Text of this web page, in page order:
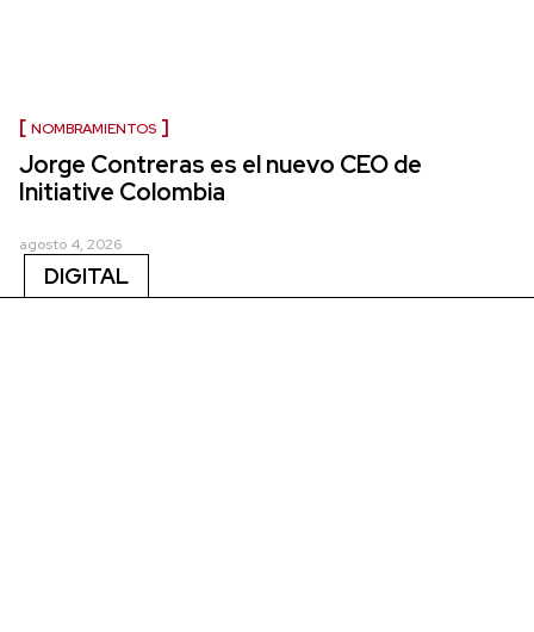
NOMBRAMIENTOS
Jorge Contreras es el nuevo CEO de
Initiative Colombia
agosto 4, 2026
DIGITAL